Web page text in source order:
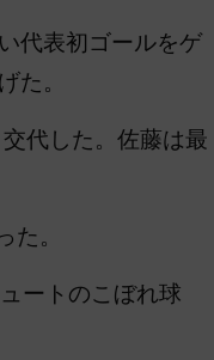
代表初ゴールをゲ
た。
代した。佐藤は最
。
ートのこぼれ球